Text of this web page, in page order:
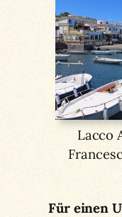
Lacco
Für einen